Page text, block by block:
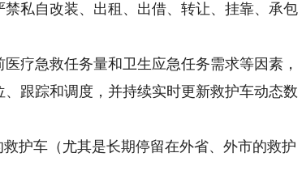
私自改装、出租、出借、转让、挂靠、承包
急救任务量和卫生应急任务需求等因素，
跟踪和调度，并持续实时更新救护车动态数
护车（尤其是长期停留在外省、外市的救护